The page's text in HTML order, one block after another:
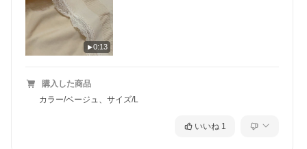
XL~XXL
目安の体重：70〜90kgぐらいの方向け
身長：165~175cmぐらい
※あくまで、参考ですが、伸縮性が高いので、ある程度幅広く着
用いただけます。
【発送方法】
0:13
購入した商品
カラー/ベージュ、サイズ/L
いいね 1